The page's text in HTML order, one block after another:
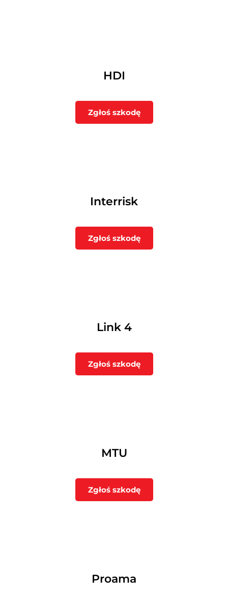
HDI
Zgłoś szkodę
Interrisk
Zgłoś szkodę
Link 4
Zgłoś szkodę
MTU
Zgłoś szkodę
Proama